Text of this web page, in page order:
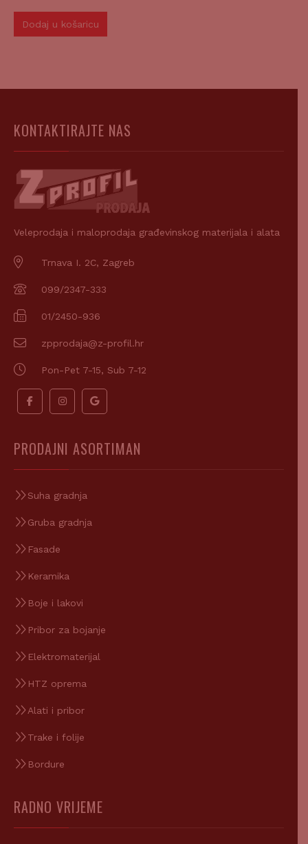
Dodaj u košaricu
KONTAKTIRAJTE NAS
Veleprodaja i maloprodaja građevinskog materijala i alata
Trnava I. 2C, Zagreb
099/2347-333
01/2450-936
zpprodaja@z-profil.hr
Pon-Pet 7-15, Sub 7-12
PRODAJNI ASORTIMAN
Suha gradnja
Gruba gradnja
Fasade
Keramika
Boje i lakovi
Pribor za bojanje
Elektromaterijal
HTZ oprema
Alati i pribor
Trake i folije
Bordure
RADNO VRIJEME